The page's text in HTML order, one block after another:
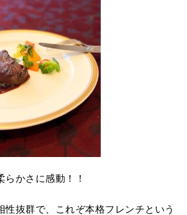
かさに感動！！
性抜群で、これぞ本格フレンチという